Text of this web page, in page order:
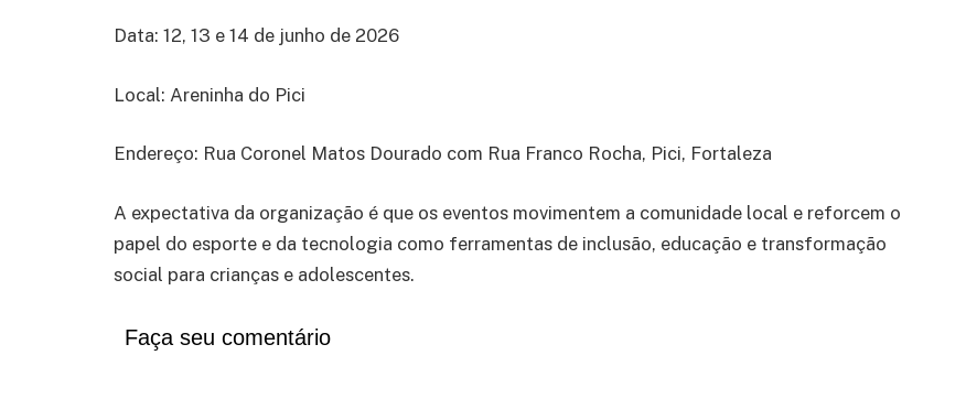
Data: 12, 13 e 14 de junho de 2026
Local: Areninha do Pici
Endereço: Rua Coronel Matos Dourado com Rua Franco Rocha, Pici, Fortaleza
A expectativa da organização é que os eventos movimentem a comunidade local e reforcem o
papel do esporte e da tecnologia como ferramentas de inclusão, educação e transformação
social para crianças e adolescentes.
Faça seu comentário